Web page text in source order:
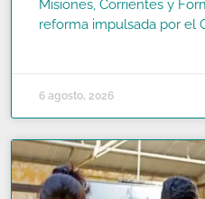
Misiones, Corrientes y
reforma impulsada por el
6 agosto, 2026